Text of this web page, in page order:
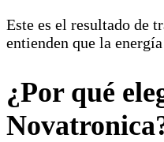
Este es el resultado de
entienden que la
¿Por qué